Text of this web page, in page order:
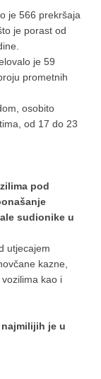
je 566 prekršaja
je porast od
je 59
prometnih
osobito
od 17 do 23
pod
sudionike u
utjecajem
kazne,
kao i
je u